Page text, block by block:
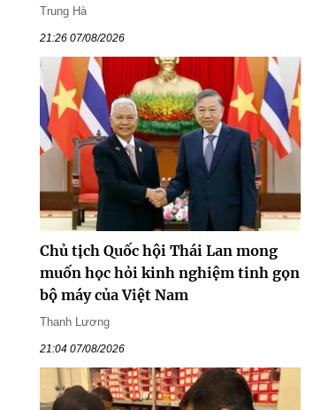
Trung Hà
21:26 07/08/2026
Chủ tịch Quốc hội Thái Lan mong
muốn học hỏi kinh nghiệm tinh gọn
bộ máy của Việt Nam
Thanh Lương
21:04 07/08/2026